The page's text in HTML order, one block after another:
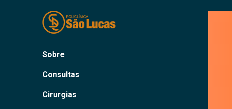
Sobre
Consultas
Cirurgias